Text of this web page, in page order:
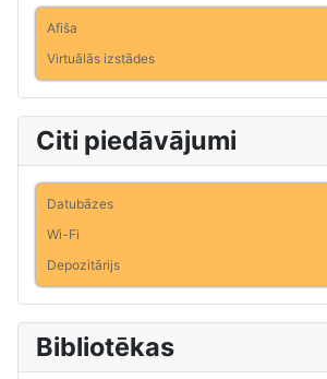
Afiša
Virtuālās izstādes
Citi piedāvājumi
Datubāzes
Wi-Fi
Depozitārijs
Bibliotēkas